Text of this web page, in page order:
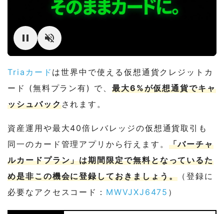
Triaカード は世界中で使える仮想通貨クレジットカ
ード (無料プラン有) で、 最大6%が仮想通貨でキャ
ッシュバックされます。
資産運用や最大40倍レバレッジの仮想通貨取引も
同一のカード管理アプリから行えます。 「バーチャ
ルカードプラン」は期間限定で無料となっているた
め是非この機会に登録しておきましょう。 （登録に
必要なアクセスコード： MWVJXJ6475 ）